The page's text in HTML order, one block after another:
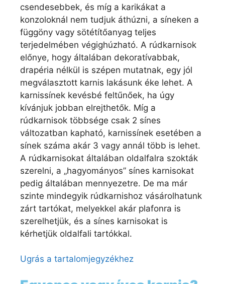
csendesebbek, és míg a karikákat a
konzoloknál nem tudjuk áthúzni, a síneken a
függöny vagy sötétítőanyag teljes
terjedelmében végighúzható. A rúdkarnisok
előnye, hogy általában dekoratívabbak,
drapéria nélkül is szépen mutatnak, egy jól
megválasztott karnis lakásunk éke lehet. A
karnissínek kevésbé feltűnőek, ha úgy
kívánjuk jobban elrejthetők. Míg a
rúdkarnisok többsége csak 2 sínes
változatban kapható, karnissínek esetében a
sínek száma akár 3 vagy annál több is lehet.
A rúdkarnisokat általában oldalfalra szokták
szerelni, a „hagyományos” sínes karnisokat
pedig általában mennyezetre. De ma már
szinte mindegyik rúdkarnishoz vásárolhatunk
zárt tartókat, melyekkel akár plafonra is
szerelhetjük, és a sínes karnisokat is
kérhetjük oldalfali tartókkal.
Ugrás a tartalomjegyzékhez